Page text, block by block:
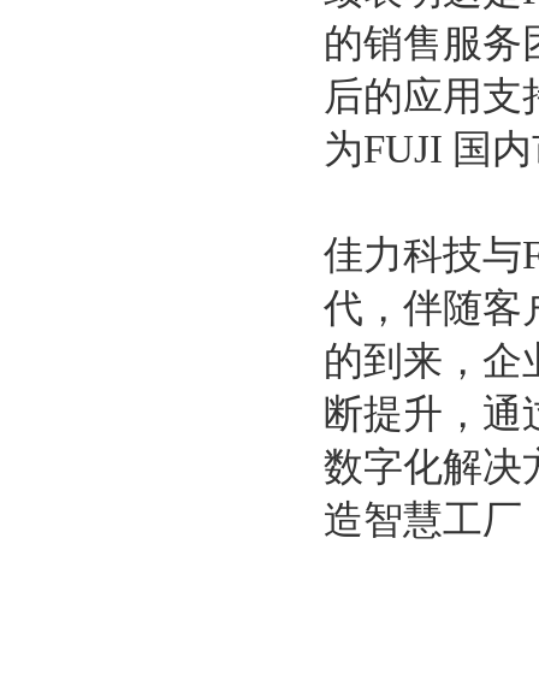
的销售服务
后的应用支
为FUJI 国
佳力科技与
代，伴随客
的到来，企
断提升，通
数字化解决
造智慧工厂